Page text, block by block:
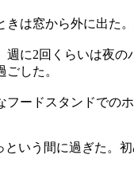
は窓から外に出た
に2回くらいは夜
した。
ードスタンドでの
いう間に過ぎた。